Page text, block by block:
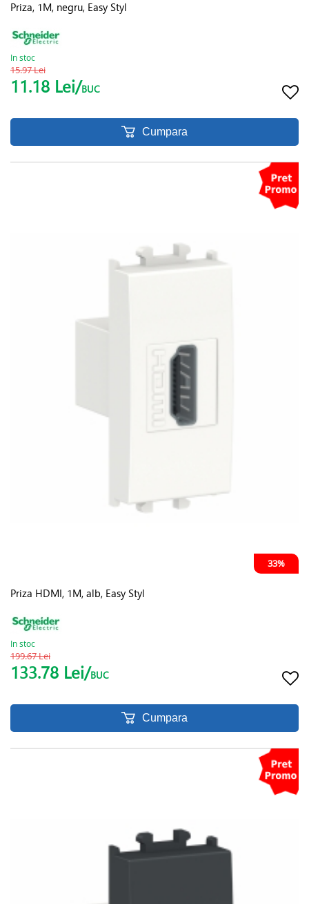
Priza, 1M, negru, Easy Styl
In stoc
15.97 Lei
11.18 Lei/BUC
Cumpara
33%
Priza HDMI, 1M, alb, Easy Styl
In stoc
199.67 Lei
133.78 Lei/BUC
Cumpara